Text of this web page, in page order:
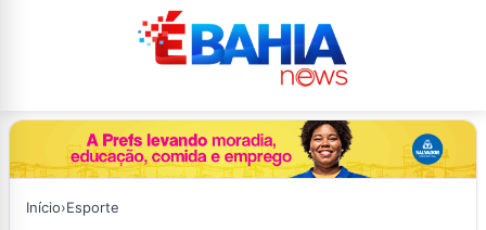
Início›Esporte